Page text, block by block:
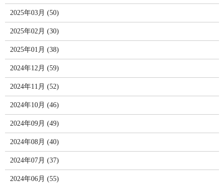
2025年03月 (50)
2025年02月 (30)
2025年01月 (38)
2024年12月 (59)
2024年11月 (52)
2024年10月 (46)
2024年09月 (49)
2024年08月 (40)
2024年07月 (37)
2024年06月 (55)